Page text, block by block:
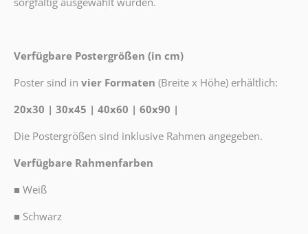
Verfügbare Postergrößen (in cm)
Poster sind in vier Formaten (Breite x Höhe) erhältlich:
20x30 | 30x45 | 40x60 | 60x90 |
Die Postergrößen sind inklusive Rahmen angegeben.
Verfügbare Rahmenfarben
■ Weiß
■ Schwarz